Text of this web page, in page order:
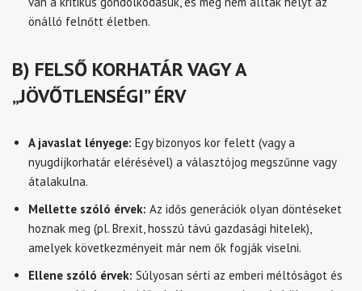
önálló felnőtt életben.
B) FELSŐ KORHATÁR VAGY A
„JÖVŐTLENSÉGI” ÉRV
A javaslat lényege: Egy bizonyos kor felett (vagy a
nyugdíjkorhatár elérésével) a választójog megszűnne vagy
átalakulna.
Mellette szóló érvek: Az idős generációk olyan döntéseket
hoznak meg (pl. Brexit, hosszú távú gazdasági hitelek),
amelyek következményeit már nem ők fogják viselni.
Ellene szóló érvek: Súlyosan sérti az emberi méltóságot és